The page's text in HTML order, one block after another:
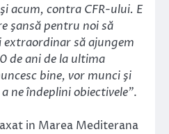
acum, contra CFR-ului. E
şansă pentru noi să
să ajungem
de ani de la ultima
bine, vor munci şi
ne îndeplini obiectivele”.
in Marea Mediterana